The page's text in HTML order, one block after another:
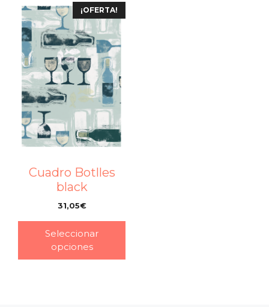
¡OFERTA!
Cuadro Botlles
black
31,05€
Seleccionar
opciones